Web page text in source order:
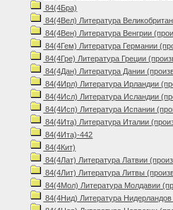
84(4Бра)
84(4Вел) Литература
84(4Вен) Литература Венгрии
84(4Гем) Литература Германии
84(4Гре) Литература Греции
84(4Дан) Литература Дании
84(4Ирл) Литература Ирландии
84(4Исл) Литература Исландии
84(4Исп) Литература Испании
84(4Ита) Литература Италии
84(4Ита)-442
84(4Кит)
84(4Лат) Литература Латвии
84(4Лит) Литература Литвы
84(4Мол) Литература Молдавии
84(4Нид) Литература